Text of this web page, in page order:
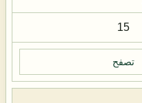
15
تصفح